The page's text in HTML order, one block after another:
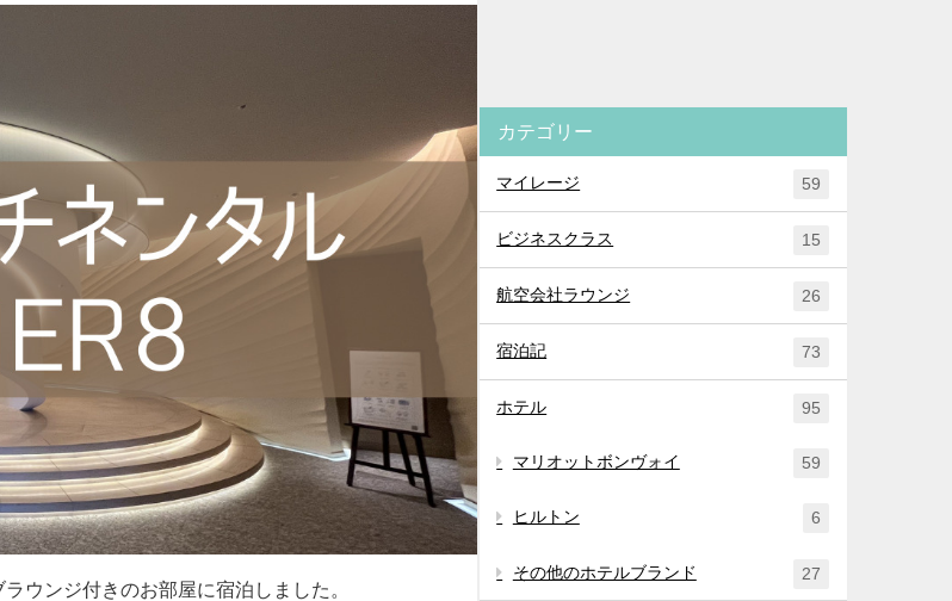
ウンジ付きのお部屋に宿泊しました。
カテゴリー
マイレージ 59
ビジネスクラス 15
航空会社ラウンジ 26
宿泊記 73
ホテル 95
マリオットボンヴォイ 59
ヒルトン 6
その他のホテルブランド 27